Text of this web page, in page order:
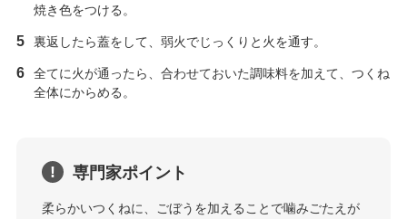
焼き色をつける。
裏返したら蓋をして、弱火でじっくりと火を通す。
全てに火が通ったら、合わせておいた調味料を加えて、つくね
全体にからめる。
専門家ポイント
柔らかいつくねに、ごぼうを加えることで噛みごたえが